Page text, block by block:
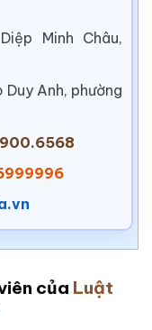
Minh Châu,
Duy Anh, phường
của Luật